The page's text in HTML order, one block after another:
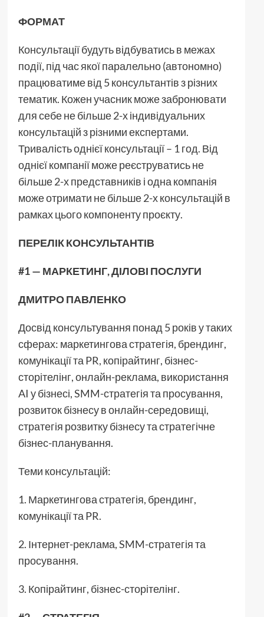
ФОРМАТ
Консультації будуть відбуватись в межах
події, під час якої паралельно (автономно)
працюватиме від 5 консультантів з різних
тематик. Кожен учасник може забронювати
для себе не більше 2-х індивідуальних
консультацій з різними експертами.
Тривалість однієї консультації – 1 год. Від
однієї компанії може реєструватись не
більше 2-х представників і одна компанія
може отримати не більше 2-х консультацій в
рамках цього компоненту проєкту.
ПЕРЕЛІК КОНСУЛЬТАНТІВ
#1 — МАРКЕТИНГ, ДІЛОВІ ПОСЛУГИ
ДМИТРО ПАВЛЕНКО
Досвід консультування понад 5 років у таких
сферах: маркетингова стратегія, брендинг,
комунікації та PR, копірайтинг, бізнес-
сторітелінг, онлайн-реклама, використання
AI у бізнесі, SMM-стратегія та просування,
розвиток бізнесу в онлайн-середовищі,
стратегія розвитку бізнесу та стратегічне
бізнес-планування.
Теми консультацій:
1. Маркетингова стратегія, брендинг,
комунікації та PR.
2. Інтернет-реклама, SMM-стратегія та
просування.
3. Копірайтинг, бізнес-сторітелінг.